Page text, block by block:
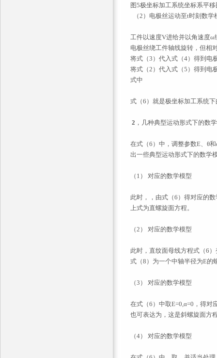
图5极坐标加工系统坐标系平移
（2）电极丝运动至t时刻数学
工件以速度V进给并以角速度
电极丝绕工件轴线旋转，但相
将式（3）代入式（4）得到电
将式（2）代入式（5）得到电
式中
式（6）就是极坐标加工系统
2 ，几种典型运动形式下的数
在式（6）中，调整参数E、θ
出一些典型运动形式下的数学
（1）对应的数学模型
此时， ，由式（6）得对应的
上式为直螺旋面方程。
（2）对应的数学模型
此时，直纹面母线方程式（6
式（8）为一个中轴半径为E的
（3）对应的数学模型
在式（6）中取E=0,α=0，得对
也可表达为 ，这是斜螺旋面方
（4）对应的数学模型